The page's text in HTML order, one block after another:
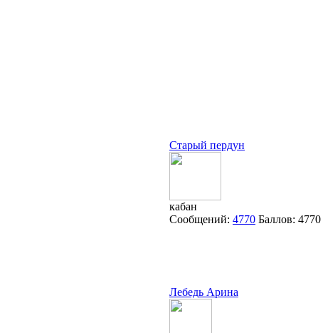
Старый пердун
кабан
Сообщений: 4770 Баллов: 4770
Лебедь Арина